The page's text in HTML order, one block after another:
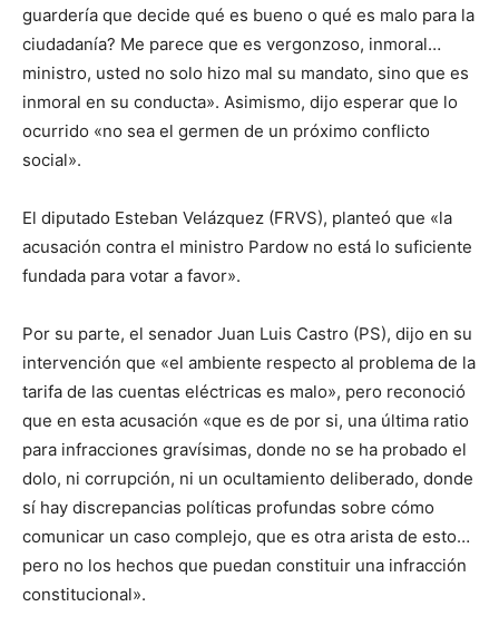
guardería que decide qué es bueno o qué es malo para la
ciudadanía? Me parece que es vergonzoso, inmoral…
ministro, usted no solo hizo mal su mandato, sino que es
inmoral en su conducta». Asimismo, dijo esperar que lo
ocurrido «no sea el germen de un próximo conflicto
social».
El diputado Esteban Velázquez (FRVS), planteó que «la
acusación contra el ministro Pardow no está lo suficiente
fundada para votar a favor».
Por su parte, el senador Juan Luis Castro (PS), dijo en su
intervención que «el ambiente respecto al problema de la
tarifa de las cuentas eléctricas es malo», pero reconoció
que en esta acusación «que es de por si, una última ratio
para infracciones gravísimas, donde no se ha probado el
dolo, ni corrupción, ni un ocultamiento deliberado, donde
sí hay discrepancias políticas profundas sobre cómo
comunicar un caso complejo, que es otra arista de esto…
pero no los hechos que puedan constituir una infracción
constitucional».